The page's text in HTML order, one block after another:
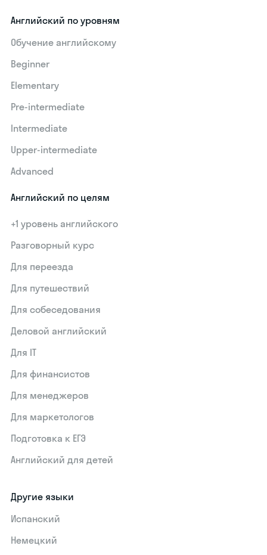
Английский по уровням
Обучение английскому
Beginner
Elementary
Pre-intermediate
Intermediate
Upper-intermediate
Advanced
Английский по целям
+1 уровень английского
Разговорный курс
Для переезда
Для путешествий
Для собеседования
Деловой английский
Для IT
Для финансистов
Для менеджеров
Для маркетологов
Подготовка к ЕГЭ
Английский для детей
Другие языки
Испанский
Немецкий